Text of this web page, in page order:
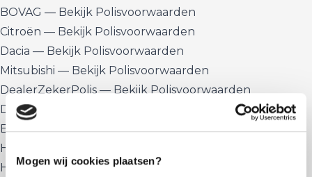
Mogen wij cookies plaatsen?
BOVAG — Bekijk Polisvoorwaarden
Citroën — Bekijk Polisvoorwaarden
Dacia — Bekijk Polisvoorwaarden
Mitsubishi — Bekijk Polisvoorwaarden
DealerZekerPolis — Bekijk Polisvoorwaarden
DS — Bekijk Polisvoorwaarden
EmilFrey — Bekijk Polisvoorwaarden
Hedin — Bekijk Polisvoorwaarden
Hyundai — Bekijk Polisvoorwaarden